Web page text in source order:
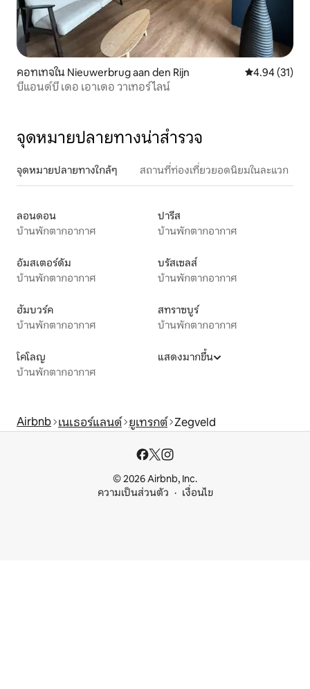
คอทเทจใน Nieuwerbrug aan den Rijn คะแนนเฉลี่ย
4.94 (31)
บีแอนด์บี เดอ เอาเดอ วาเทอร์ไลน์
จุดหมายปลายทางน่าสำรวจ
จุดหมายปลายทางใกล้ๆ สถานที่ท่องเที่ยวยอดนิยมในละแวก
ลอนดอน
บ้านพักตากอากาศ
ปารีส
บ้านพักตากอากาศ
อัมสเตอร์ดัม
บ้านพักตากอากาศ
บรัสเซลส์
บ้านพักตากอากาศ
ฮัมบวร์ค
บ้านพักตากอากาศ
สทราซบูร์
บ้านพักตากอากาศ
โคโลญ
บ้านพักตากอากาศ
แสดงมากขึ้น
Airbnb เนเธอร์แลนด์ ยูเทรกต์ Zegveld
© 2026 Airbnb, Inc.
ความเป็นส่วนตัว
เงื่อนไข